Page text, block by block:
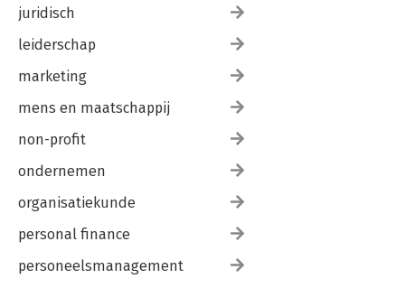
juridisch
leiderschap
marketing
mens en maatschappij
non-profit
ondernemen
organisatiekunde
personal finance
personeelsmanagement